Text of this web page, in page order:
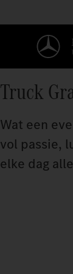
Truck
Wat een
vol passie,
elke dag